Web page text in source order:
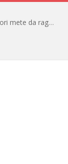
Dove fare campeggio libero in Italia: le migliori mete da raggiungere in traghetto